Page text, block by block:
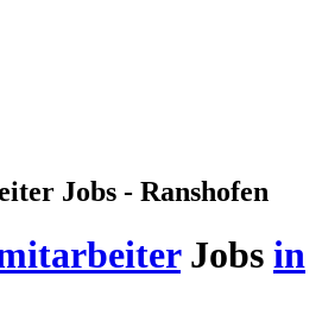
Jobs - Ranshofen
Jobs in